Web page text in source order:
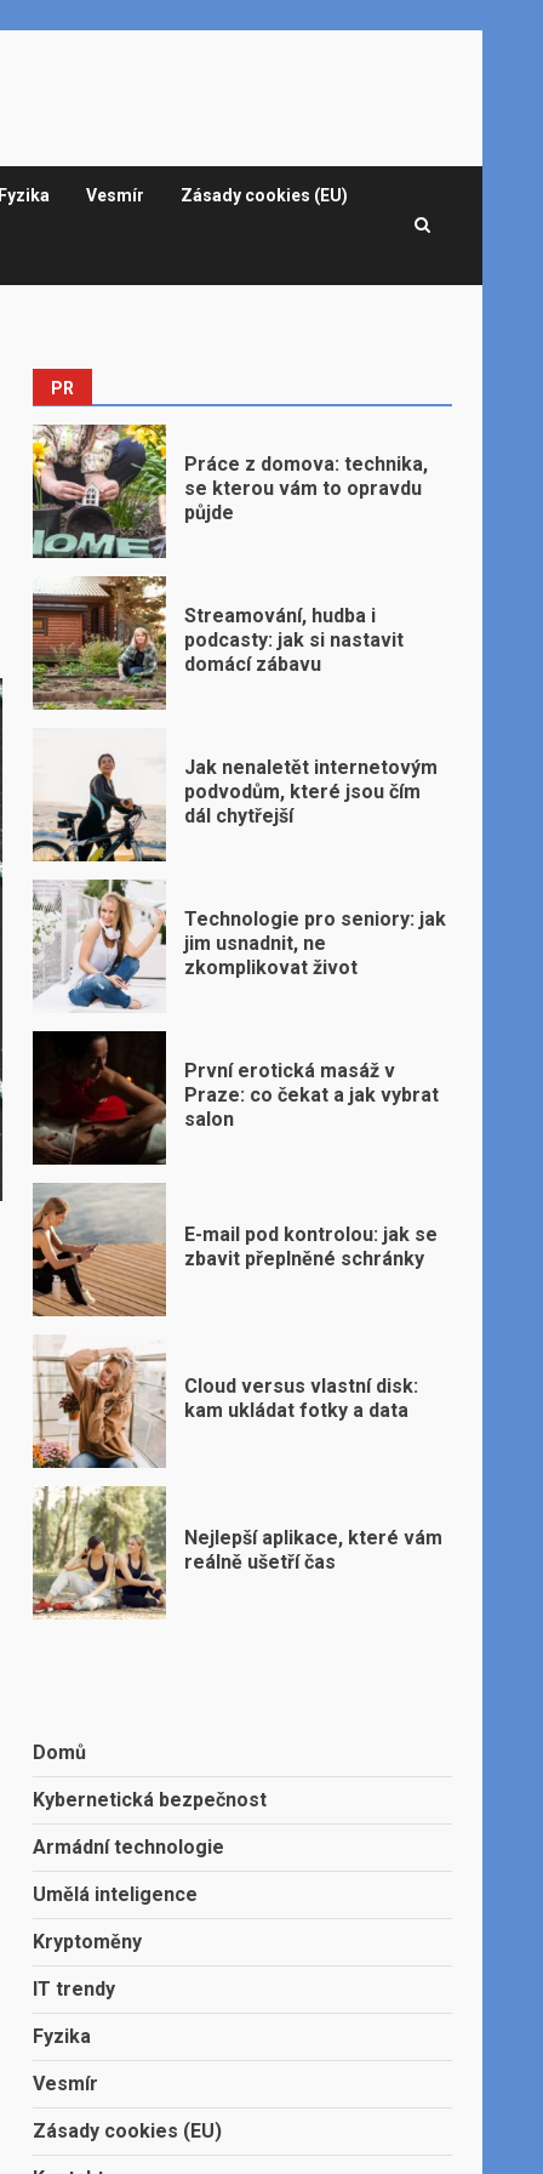
Fyzika Vesmír Zásady cookies (EU)
PR
Práce z domova: technika,
se kterou vám to opravdu
půjde
Streamování, hudba i
podcasty: jak si nastavit
domácí zábavu
Jak nenaletět internetovým
podvodům, které jsou čím
dál chytřejší
Technologie pro seniory: jak
jim usnadnit, ne
zkomplikovat život
První erotická masáž v
Praze: co čekat a jak vybrat
salon
E-mail pod kontrolou: jak se
zbavit přeplněné schránky
Cloud versus vlastní disk:
kam ukládat fotky a data
Nejlepší aplikace, které vám
reálně ušetří čas
Domů
Kybernetická bezpečnost
Armádní technologie
Umělá inteligence
Kryptoměny
IT trendy
Fyzika
Vesmír
Zásady cookies (EU)